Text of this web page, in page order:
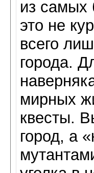
из самых
это не
всего
города.
мирных
квесты.
город, а